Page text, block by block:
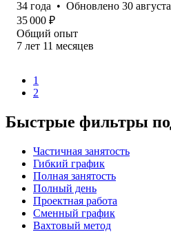
34 года • Обновлено 30
35 000 ₽
Общий опыт
7 лет 11 месяцев
1
2
Быстрые фильтры
Частичная занятость
Гибкий график
Полная занятость
Полный день
Проектная работа
Сменный график
Вахтовый метод